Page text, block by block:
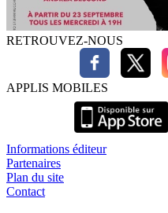
RETROUVEZ-NOUS
APPLIS MOBILES
Informations éditeur
Partenaires
Plan du site
Contact